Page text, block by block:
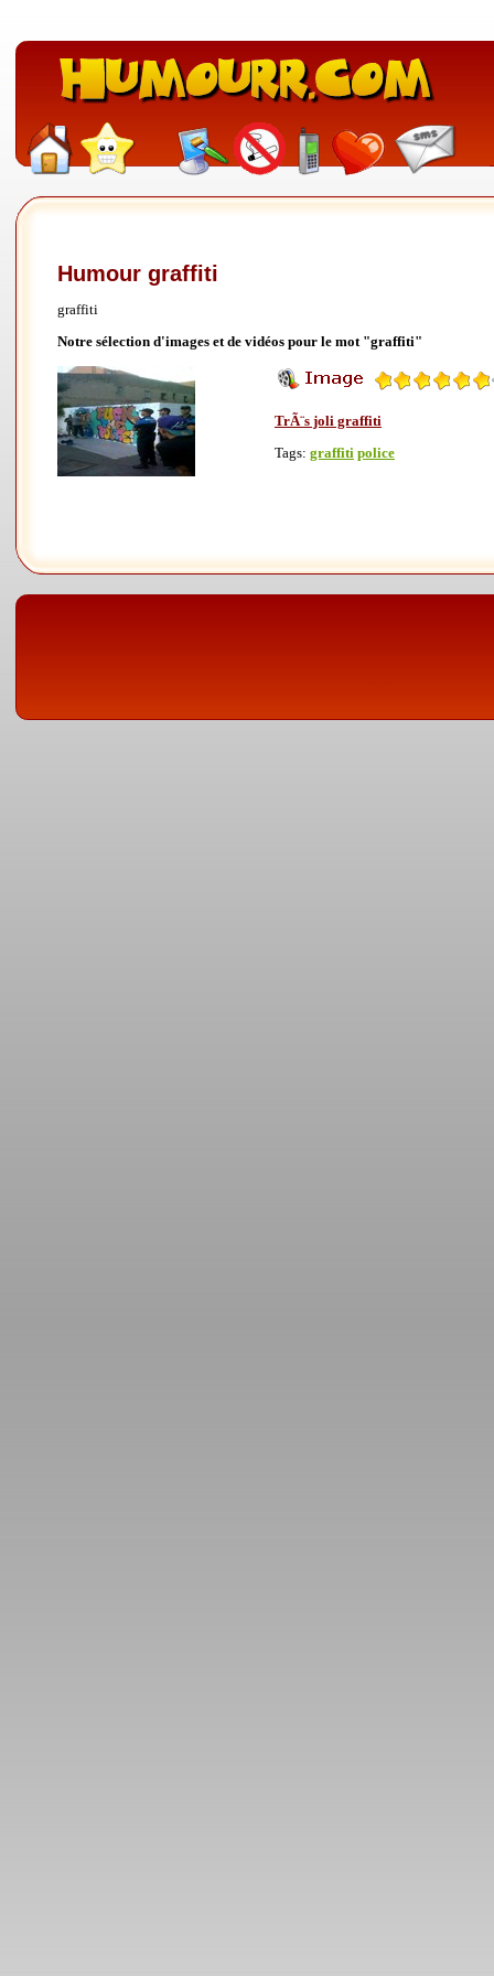
Humour graffiti
graffiti
Notre sélection d'images et de vidéos pour le mot "graffiti"
TrÃ¨s joli graffiti
Tags: graffiti police